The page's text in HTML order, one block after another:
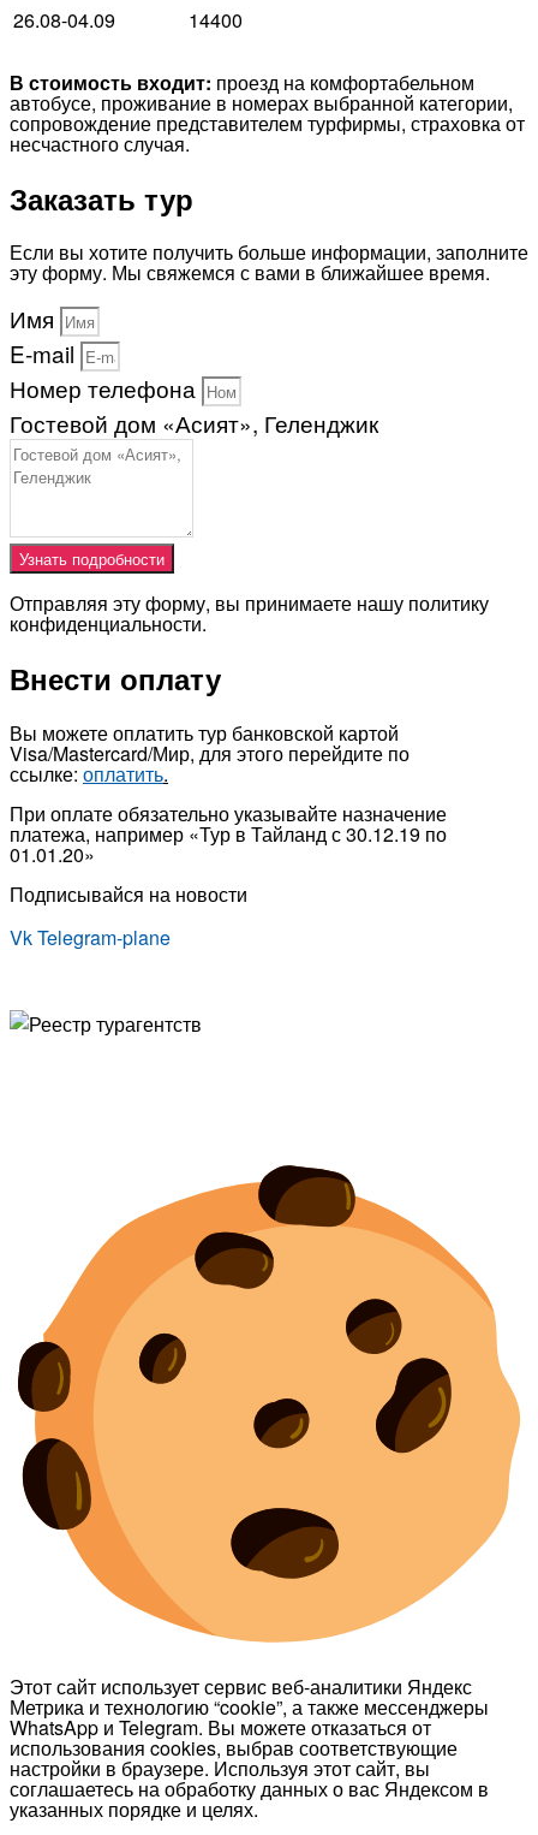
26.08-04.09 14400
В стоимость входит: проезд на комфортабельном
автобусе, проживание в номерах выбранной категории,
сопровождение представителем турфирмы, страховка от
несчастного случая.
Заказать тур
Если вы хотите получить больше информации, заполните
эту форму. Мы свяжемся с вами в ближайшее время.
Имя
E-mail
Номер телефона
Гостевой дом «Асият», Геленджик
Узнать подробности
Отправляя эту форму, вы принимаете нашу политику
конфиденциальности.
Внести оплату
Вы можете оплатить тур банковской картой
Visa/Mastercard/Мир, для этого перейдите по
ссылке: оплатить.
При оплате обязательно указывайте назначение
платежа, например «Тур в Тайланд с 30.12.19 по
01.01.20»
Подписывайся на новости
VkTelegram-plane
Этот сайт использует сервис веб-аналитики Яндекс
Метрика и технологию “cookie”, а также мессенджеры
WhatsApp и Telegram. Вы можете отказаться от
использования cookies, выбрав соответствующие
настройки в браузере. Используя этот сайт, вы
соглашаетесь на обработку данных о вас Яндексом в
указанных порядке и целях.